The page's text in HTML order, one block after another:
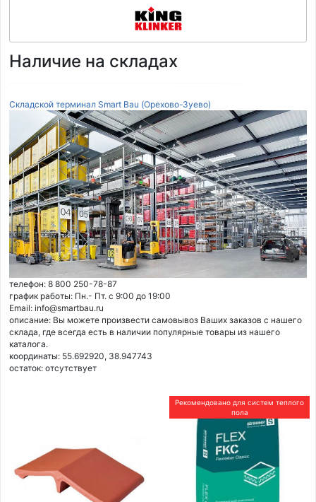
Наличие на складах
Складской терминал Smart Bau (Орехово-Зуево)
телефон: 8 800 250-78-87
график работы: Пн.- Пт. с 9:00 до 19:00
Email: info@smartbau.ru
описание: Вы можете произвести самовывоз Ваших заказов с нашего
склада, где всегда есть в наличии популярные товары из нашего
каталога.
координаты: 55.692920, 38.947743
остаток: отсутствует
Рекомендовано для систем теплого
пола